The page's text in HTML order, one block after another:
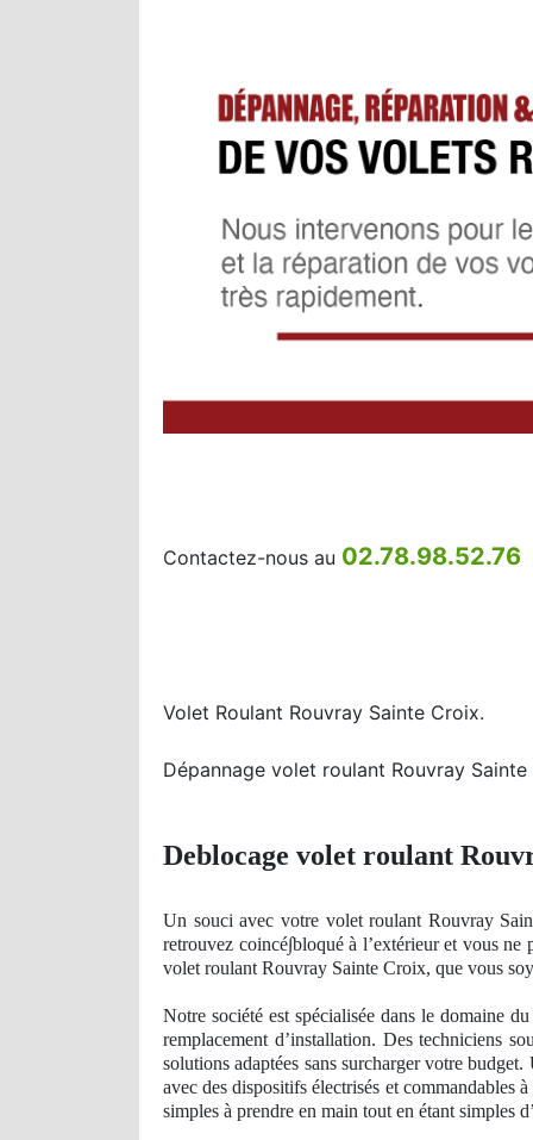
Contactez-nous au 02.78.98.52.76
Volet Roulant Rouvray Sainte Croix.
Dépannage volet roulant Rouvray
Deblocage volet roulant
Un souci avec votre volet roulant Rouvray
retrouvez coincé∫bloqué à l’extérieur et vous
volet roulant Rouvray Sainte Croix, que vous
Notre société est spécialisée dans le domaine
remplacement d’installation. Des techniciens
solutions adaptées sans surcharger votre
avec des dispositifs électrisés et commandables
simples à prendre en main tout en étant simples